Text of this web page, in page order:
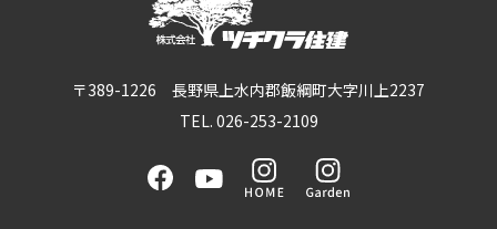
〒389-1226 長野県上水内郡飯綱町大字川上2237
TEL. 026-253-2109